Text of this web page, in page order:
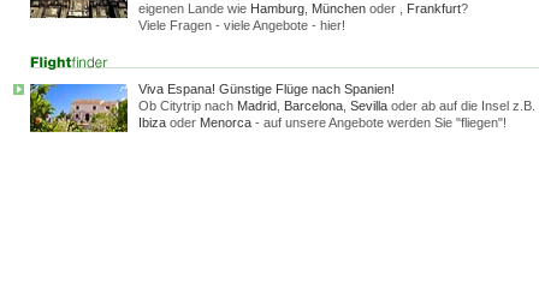
eigenen Lande wie Hamburg München oder , Frankfurt?
Viele Fragen - viele Angebote - hier!
Viva Espana! Günstige Flüge nach Spanien!
Ob Citytrip nach Madrid Barcelona Sevilla oder ab auf die Insel z.B.
Ibiza oder Menorca - auf unsere Angebote werden Sie "fliegen"!